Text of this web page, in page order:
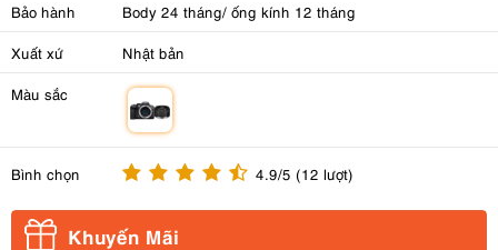
Bảo hành Body 24 tháng/ ống kính 12 tháng
Xuất xứ Nhật bản
Màu sắc
Bình chọn 4.9/5 (12 lượt)
Khuyến Mãi